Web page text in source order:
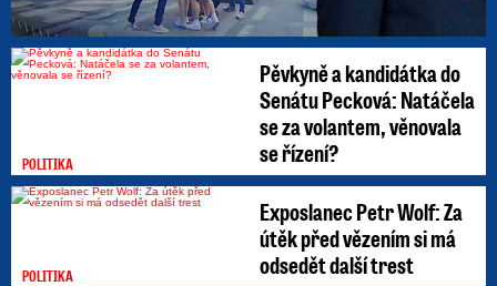
POLITIKA
Pěvkyně a kandidátka do
Senátu Pecková: Natáčela
se za volantem, věnovala
se řízení?
POLITIKA
Exposlanec Petr Wolf: Za
útěk před vězením si má
odsedět další trest